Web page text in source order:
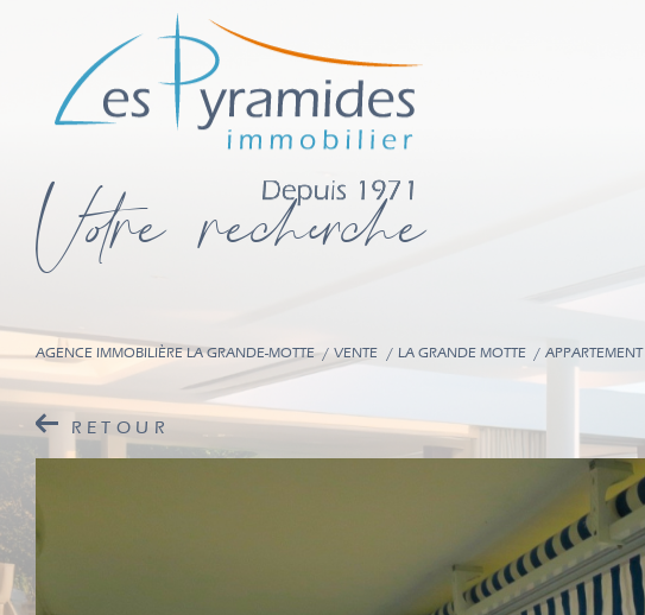
Vore recece
AGENCE IMMOBILIÈRE LA GRANDE-MOTTE VENTE LA GRANDE MOTTE APPARTEMENT
RETOUR